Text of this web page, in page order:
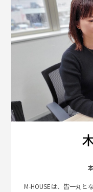
M-HOUSEは、皆一丸と